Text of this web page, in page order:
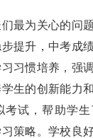
最为关心的问
提升，中考成
习惯培养，强
生的创新能力
考试，帮助学
策略。学校良